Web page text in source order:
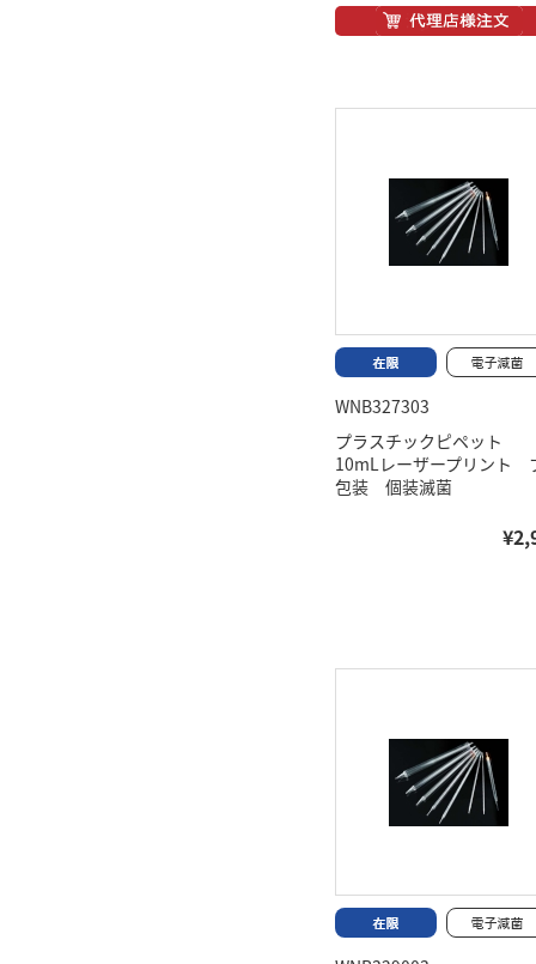
WNB327303
プラスチックピペット
10mLレーザープリント
包装 個装滅菌